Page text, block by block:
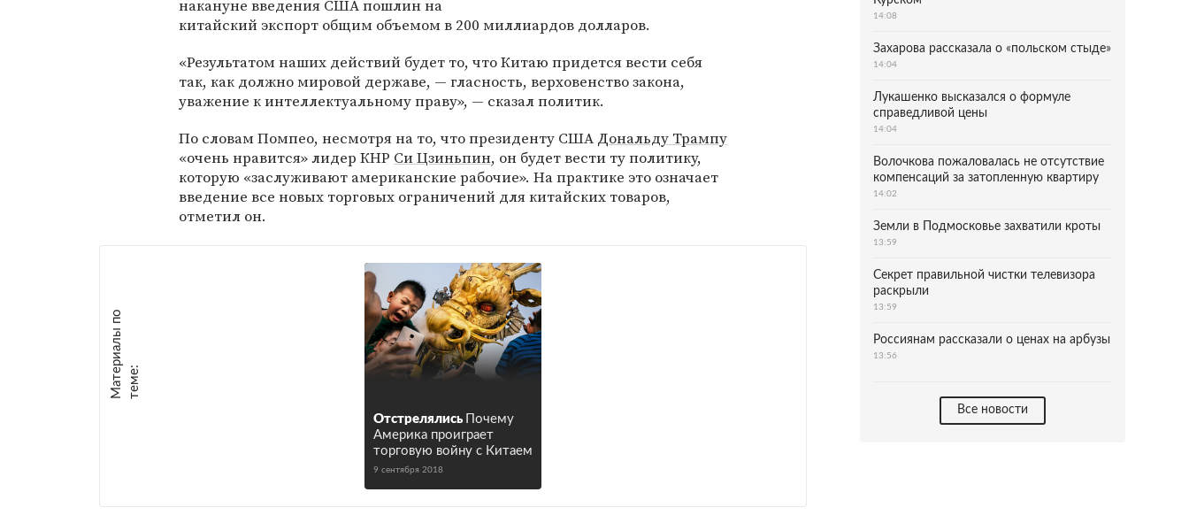
накануне введения США пошлин на
китайский экспорт общим объемом в 200 миллиардов долларов.
«Результатом наших действий будет то, что Китаю придется вести себя
так, как должно мировой державе, — гласность, верховенство закона,
уважение к интеллектуальному праву», — сказал политик.
По словам Помпео, несмотря на то, что президенту США Дональду Трампу
«очень нравится» лидер КНР Си Цзиньпин, он будет вести ту политику,
которую «заслуживают американские рабочие». На практике это означает
введение все новых торговых ограничений для китайских товаров,
отметил он.
М
а
т е
р
и
а
л
ы
п
о
т
е
м
е :
Отстрелялись
Почему
Америка проиграет
торговую войну с Китаем
9 сентября 2018
14:08
Захарова рассказала о «польском стыде»
14:04
Лукашенко высказался о формуле
справедливой цены
14:04
Волочкова пожаловалась не отсутствие
компенсаций за затопленную квартиру
14:02
Земли в Подмосковье захватили кроты
13:59
Секрет правильной чистки телевизора
раскрыли
13:59
Россиянам рассказали о ценах на арбузы
13:56
Все новости